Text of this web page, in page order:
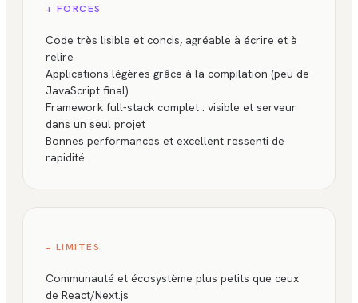
+ FORCES
Code très lisible et concis, agréable à écrire et à
relire
Applications légères grâce à la compilation (peu de
JavaScript final)
Framework full-stack complet : visible et serveur
dans un seul projet
Bonnes performances et excellent ressenti de
rapidité
− LIMITES
Communauté et écosystème plus petits que ceux
de React/Next.js